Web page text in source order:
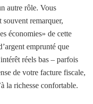
autre rôle. Vous
remarquer,
économies» de cette
emprunté que
réels bas – parfois
de votre facture fiscale,
la richesse confortable.